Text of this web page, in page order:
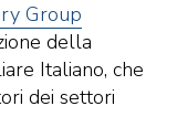
Group
della
Italiano, che
dei settori